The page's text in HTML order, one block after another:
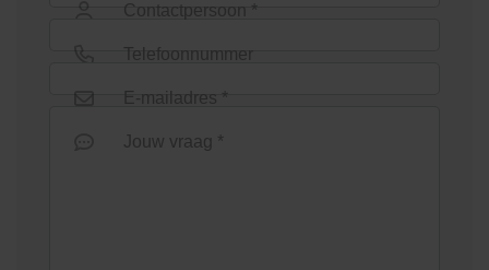
GroenContactpersoon *
Telefoonnummer
E-mailadres *
Jouw vraag *